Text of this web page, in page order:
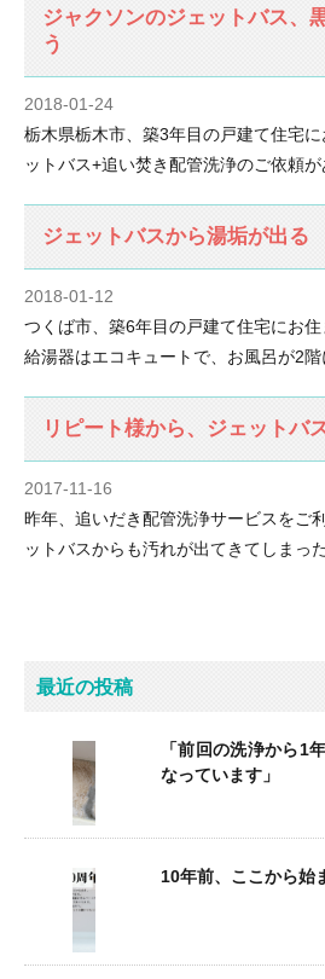
ジャクソンのジェットバス、
う
2018-01-24
栃木県栃木市、築3年目の戸建て住宅
ットバス+追い焚き配管洗浄のご依頼
ジェットバスから湯垢が出る
2018-01-12
つくば市、築6年目の戸建て住宅にお
給湯器はエコキュートで、お風呂が2
リピート様から、ジェットバ
2017-11-16
昨年、追いだき配管洗浄サービスをご
ットバスからも汚れが出てきてしまっ
最近の投稿
「前回の洗浄から1
なっています」
10年前、ここから始